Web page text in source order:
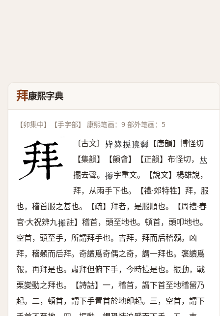
拜康熙字典
【卯集中】【手字部】 康熙笔画：9 部外笔画：5
〔古文〕 𣬊 𣬓 𢰛 𢴽 𡴬
【唐韻】博怪切
【集韻】【韻會】【正韻】布怪切， 𠀤
擺去聲。 𢷎 字重文。【說文】楊雄說，
拜，从兩手下也。【禮·郊特牲】拜，服
也，稽首服之甚也。【疏】拜者，是服順也。【周禮·春
官·大祝辨九𢷎 註】稽首，頭至地也。頓首，頭叩地也。
空首，頭至手，所謂拜手也。吉拜，拜而后稽顙。凶
拜，稽顙而后拜。奇讀爲奇偶之奇，謂一拜也。褒讀爲
報，再拜是也。肅拜但俯下手，今時撎是也。振動，戰
栗變動之拜也。【詩詁】一，稽首，謂下首至地稽留乃
起。二，頓首，謂下手置首於地卽起。三，空首，謂下